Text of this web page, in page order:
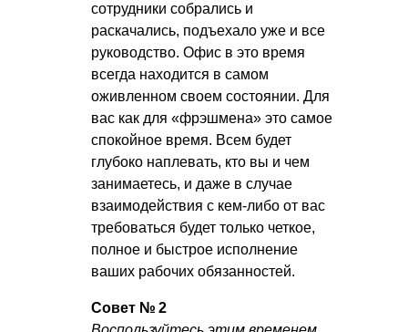
сотрудники собрались и
раскачались, подъехало уже и все
руководство. Офис в это время
всегда находится в самом
оживленном своем состоянии. Для
вас как для «фрэшмена» это самое
спокойное время. Всем будет
глубоко наплевать, кто вы и чем
занимаетесь, и даже в случае
взаимодействия с кем-либо от вас
требоваться будет только четкое,
полное и быстрое исполнение
ваших рабочих обязанностей.
Совет № 2